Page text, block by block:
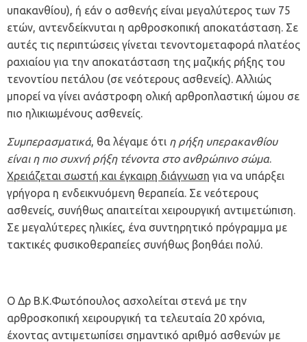
υπακανθίου), ή εάν ο ασθενής είναι μεγαλύτερος των 75
ετών, αντενδείκνυται η αρθροσκοπική αποκατάσταση. Σε
αυτές τις περιπτώσεις γίνεται τενοντομεταφορά πλατέος
ραχιαίου για την αποκατάσταση της μαζικής ρήξης του
τενοντίου πετάλου (σε νεότερους ασθενείς). Αλλιώς
μπορεί να γίνει ανάστροφη ολική αρθροπλαστική ώμου σε
πιο ηλικιωμένους ασθενείς.
Συμπερασματικά, θα λέγαμε ότι η ρήξη υπερακανθίου
είναι η πιο συχνή ρήξη τένοντα στο ανθρώπινο σώμα.
Χρειάζεται σωστή και έγκαιρη διάγνωση για να υπάρξει
γρήγορα η ενδεικνυόμενη θεραπεία. Σε νεότερους
ασθενείς, συνήθως απαιτείται χειρουργική αντιμετώπιση.
Σε μεγαλύτερες ηλικίες, ένα συντηρητικό πρόγραμμα με
τακτικές φυσικοθεραπείες συνήθως βοηθάει πολύ.
Ο Δρ Β.Κ.Φωτόπουλος ασχολείται στενά με την
αρθροσκοπική χειρουργική τα τελευταία 20 χρόνια,
έχοντας αντιμετωπίσει σημαντικό αριθμό ασθενών με